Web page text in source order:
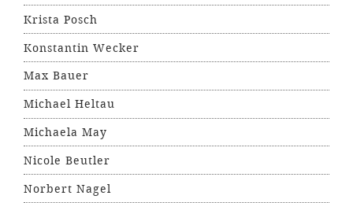
Krista Posch
Konstantin Wecker
Max Bauer
Michael Heltau
Michaela May
Nicole Beutler
Norbert Nagel